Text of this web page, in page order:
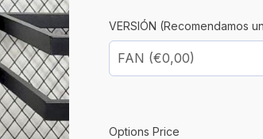
VERSIÓN (Recomendamos
Options Price